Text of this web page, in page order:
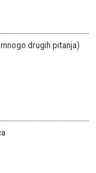
drugih pitanja)